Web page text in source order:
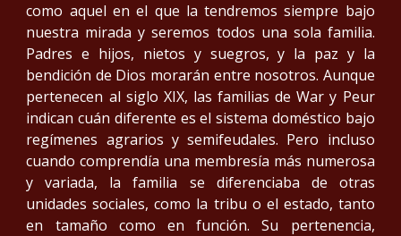
como aquel en el que la tendremos siempre bajo
nuestra mirada y seremos todos una sola familia.
Padres e hijos, nietos y suegros, y la paz y la
bendición de Dios morarán entre nosotros. Aunque
pertenecen al siglo XIX, las familias de War y Peur
indican cuán diferente es el sistema doméstico bajo
regímenes agrarios y semifeudales. Pero incluso
cuando comprendía una membresía más numerosa
y variada, la familia se diferenciaba de otras
unidades sociales, como la tribu o el estado, tanto
en tamaño como en función. Su pertenencia,